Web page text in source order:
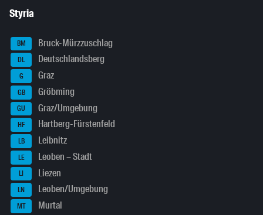
Styria
BM Bruck-Mürzzuschlag
DL Deutschlandsberg
G Graz
GB Gröbming
GU Graz/Umgebung
HF Hartberg-Fürstenfeld
LB Leibnitz
LE Leoben – Stadt
LI Liezen
LN Leoben/Umgebung
MT Murtal